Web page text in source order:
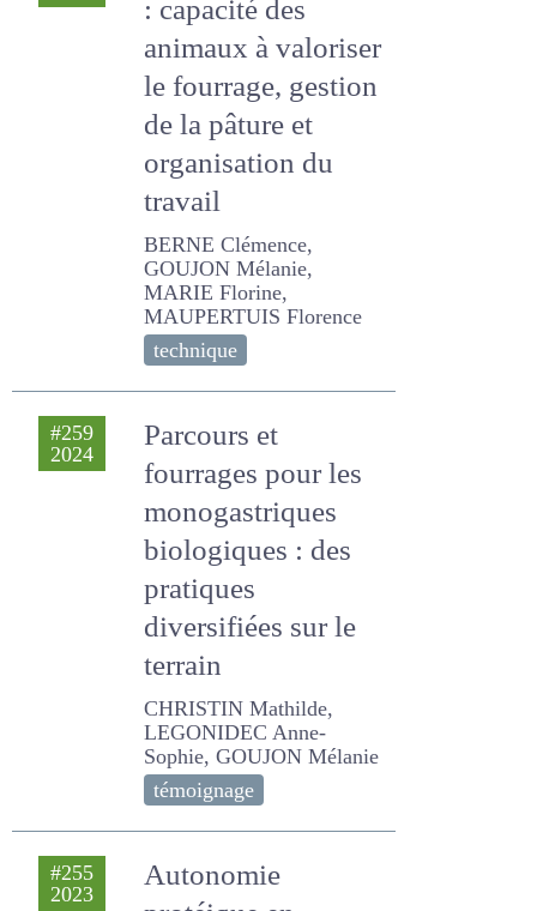
Pâturage des porcs
: capacité des
animaux à
valoriser le
fourrage, gestion
de la pâture et
organisation du
travail
BERNE Clémence,
Florence
technique
Parcours et
fourrages pour les
monogastriques
biologiques : des
pratiques
diversifiées sur le
terrain
GOUJON Mélanie
témoignage